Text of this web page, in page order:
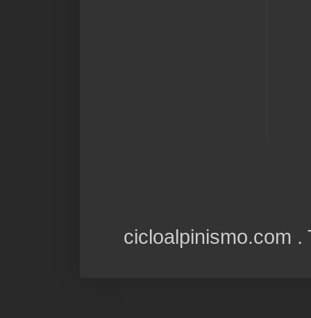
cicloalpinismo.com